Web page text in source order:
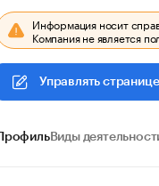
Информация носит
Компания не является
Управлять
ПрофильВиды